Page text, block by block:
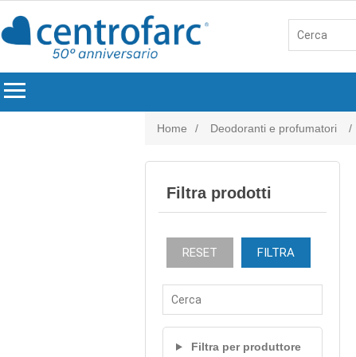
menu
Home / Deodoranti e profumatori /
Filtra prodotti
RESET FILTRA
Filtra per produttore